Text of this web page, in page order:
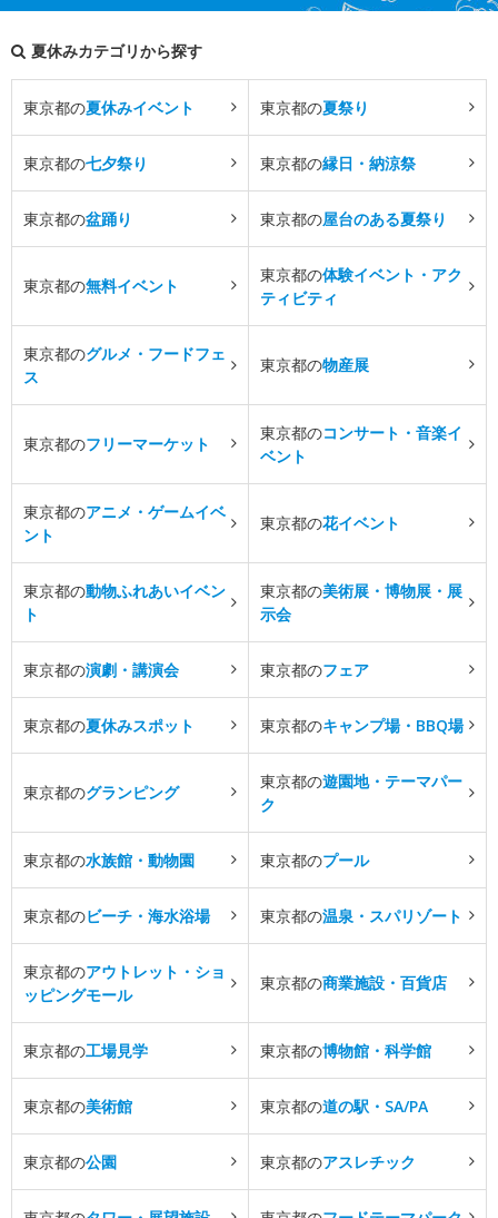
夏休みカテゴリから探す
東京都の夏休みイベント 東京都の夏祭り
東京都の七夕祭り 東京都の縁日・納涼祭
東京都の盆踊り 東京都の屋台のある夏祭り
東京都の無料イベント
東京都の体験イベント・アク
ティビティ
東京都のグルメ・フードフェ
ス
東京都の物産展
東京都のフリーマーケット
東京都のコンサート・音楽イ
ベント
東京都のアニメ・ゲームイベ
ント
東京都の花イベント
東京都の動物ふれあいイベン
ト
東京都の美術展・博物展・展
示会
東京都の演劇・講演会 東京都のフェア
東京都の夏休みスポット 東京都のキャンプ場・BBQ場
東京都のグランピング
東京都の遊園地・テーマパー
ク
東京都の水族館・動物園 東京都のプール
東京都のビーチ・海水浴場 東京都の温泉・スパリゾート
東京都のアウトレット・ショ
ッピングモール
東京都の商業施設・百貨店
東京都の工場見学 東京都の博物館・科学館
東京都の美術館 東京都の道の駅・SA/PA
東京都の公園 東京都のアスレチック